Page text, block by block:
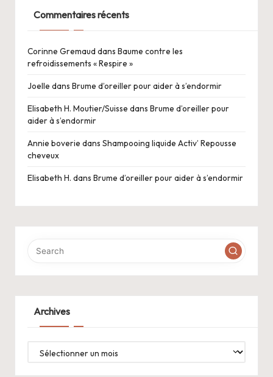
Commentaires récents
Corinne Gremaud dans Baume contre les
refroidissements « Respire »
Joelle dans Brume d’oreiller pour aider à s’endormir
Elisabeth H. Moutier/Suisse dans Brume d’oreiller pour
aider à s’endormir
Annie boverie dans Shampooing liquide Activ’ Repousse
cheveux
Elisabeth H. dans Brume d’oreiller pour aider à s’endormir
Archives
Archives